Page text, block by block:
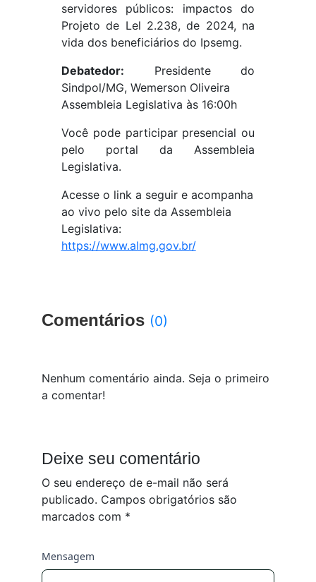
servidores públicos: impactos do
Projeto de Lel 2.238, de 2024, na
vida dos beneficiários do Ipsemg.
Debatedor: Presidente do
Sindpol/MG, Wemerson Oliveira
Assembleia Legislativa às 16:00h
Você pode participar presencial ou
pelo portal da Assembleia
Legislativa.
Acesse o link a seguir e acompanha
ao vivo pelo site da Assembleia
Legislativa:
https://www.almg.gov.br/
Comentários (0)
Nenhum comentário ainda. Seja o primeiro
a comentar!
Deixe seu comentário
O seu endereço de e-mail não será
publicado. Campos obrigatórios são
marcados com *
Mensagem